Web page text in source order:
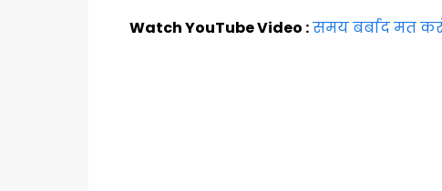
Watch YouTube Video :समय बर्बाद मत